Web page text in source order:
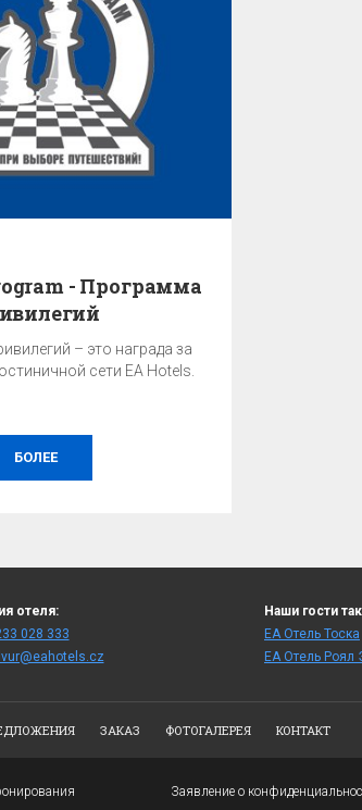
- Программа
– это награда за
сети EA Hotels.
БОЛЕЕ
отеля:
028 333
Наши гости
ЕА Отель Тоска
ЕА Отель Роял
ЗАКАЗ ФОТОГАЛЕРЕЯ КОНТАКТ
Заявление о